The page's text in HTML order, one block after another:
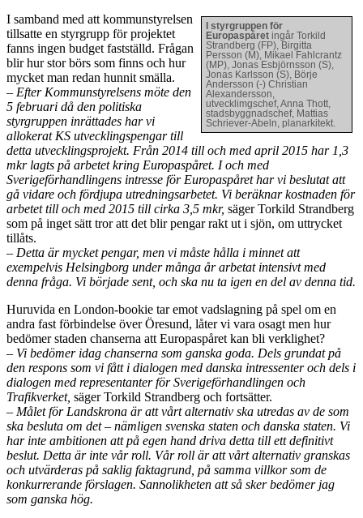
I styrgruppen för
Europaspåret ingår Torkild
Strandberg (FP), Birgitta
Persson (M), Mikael Fahlcrantz
(MP), Jonas Esbjörnsson (S),
Jonas Karlsson (S), Börje
Andersson (-) Christian
Alexandersson,
utvecklimgschef, Anna Thott,
stadsbyggnadschef, Mattias
Schriever-Abeln, planarkitekt.
I samband med att kommunstyrelsen
tillsatte en styrgrupp för projektet
fanns ingen budget fastställd. Frågan
blir hur stor börs som finns och hur
mycket man redan hunnit smälla.
– Efter Kommunstyrelsens möte den
5 februari då den politiska
styrgruppen inrättades har vi
allokerat KS utvecklingspengar till
detta utvecklingsprojekt. Från 2014 till och med april 2015 har 1,3
mkr lagts på arbetet kring Europaspåret. I och med
Sverigeförhandlingens intresse för Europaspåret har vi beslutat att
gå vidare och fördjupa utredningsarbetet. Vi beräknar kostnaden för
arbetet till och med 2015 till cirka 3,5 mkr, säger Torkild Strandberg
som på inget sätt tror att det blir pengar rakt ut i sjön, om uttrycket
tillåts.
– Detta är mycket pengar, men vi måste hålla i minnet att
exempelvis Helsingborg under många år arbetat intensivt med
denna fråga. Vi började sent, och ska nu ta igen en del av denna tid.
Huruvida en London-bookie tar emot vadslagning på spel om en
andra fast förbindelse över Öresund, låter vi vara osagt men hur
bedömer staden chanserna att Europaspåret kan bli verklighet?
– Vi bedömer idag chanserna som ganska goda. Dels grundat på
den respons som vi fått i dialogen med danska intressenter och dels i
dialogen med representanter för Sverigeförhandlingen och
Trafikverket, säger Torkild Strandberg och fortsätter.
– Målet för Landskrona är att vårt alternativ ska utredas av de som
ska besluta om det – nämligen svenska staten och danska staten. Vi
har inte ambitionen att på egen hand driva detta till ett definitivt
beslut. Detta är inte vår roll. Vår roll är att vårt alternativ granskas
och utvärderas på saklig faktagrund, på samma villkor som de
konkurrerande förslagen. Sannolikheten att så sker bedömer jag
som ganska hög.